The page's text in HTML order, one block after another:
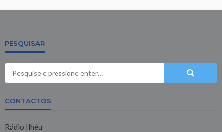
PESQUISAR
CONTACTOS
Rádio Ilhéu